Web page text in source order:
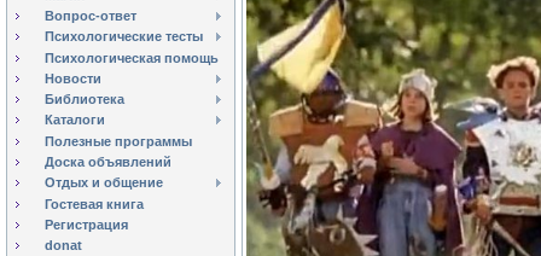
Вопрос-ответ
Психологические тесты
Психологическая помощь
Новости
Библиотека
Каталоги
Полезные программы
Доска объявлений
Отдых и общение
Гостевая книга
Регистрация
donat